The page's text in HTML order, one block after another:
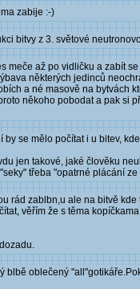
zabije :-)
bitvy z 3. světové
až po vidličku a zabít
některých jedinců
a né masově na bytvách
někoho pobodat a pak si
se mělo počítat i u bitev,
jen takové, jaké člověku
třeba "opatrné plácání
rád zablbn,u ale na bitvě
věřím že s těma
oblečený